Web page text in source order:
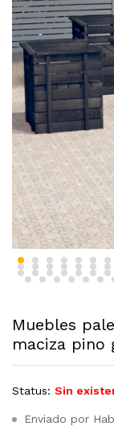
Muebles
maciza pino
Status: Sin
Enviado por